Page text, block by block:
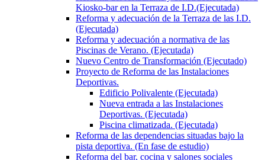
Kiosko-bar en la Terraza de I.D.(Ejecutada)
Reforma y adecuación de la Terraza de las I.D.
(Ejecutada)
Reforma y adecuación a normativa de las
Piscinas de Verano. (Ejecutada)
Nuevo Centro de Transformación (Ejecutado)
Proyecto de Reforma de las Instalaciones
Deportivas.
Edificio Polivalente (Ejecutada)
Nueva entrada a las Instalaciones
Deportivas. (Ejecutada)
Piscina climatizada. (Ejecutada)
Reforma de las dependencias situadas bajo la
pista deportiva. (En fase de estudio)
Reforma del bar, cocina y salones sociales